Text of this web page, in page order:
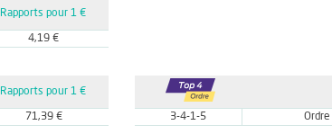
Rapports pour 1 €
4,19 €
Rapports pour 1 €
71,39 € 3-4-1-5 Ordre